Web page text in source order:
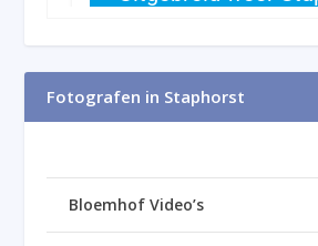
Fotografen in Staphorst
Bloemhof Video’s